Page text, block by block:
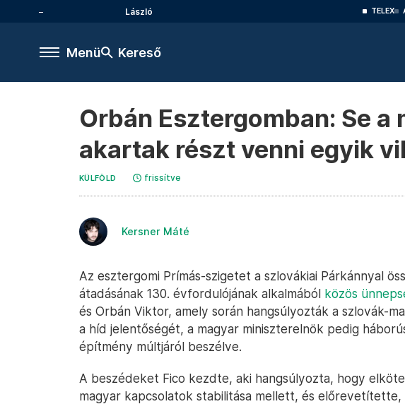
László TELEX
Menü Kereső
Orbán Esztergomban: Se a
akartak részt venni egyik
KÜLFÖLD frissítve
Kersner Máté
Az esztergomi Prímás-szigetet a szlovákiai Párkánnyal
átadásának 130. évfordulójának alkalmából közös
és Orbán Viktor, amely során hangsúlyozták a szlovák-
a híd jelentőségét, a magyar miniszterelnök pedig
építmény múltjáról beszélve.
A beszédeket Fico kezdte, aki hangsúlyozta, hogy
magyar kapcsolatok stabilitása mellett, és előrevetítette,